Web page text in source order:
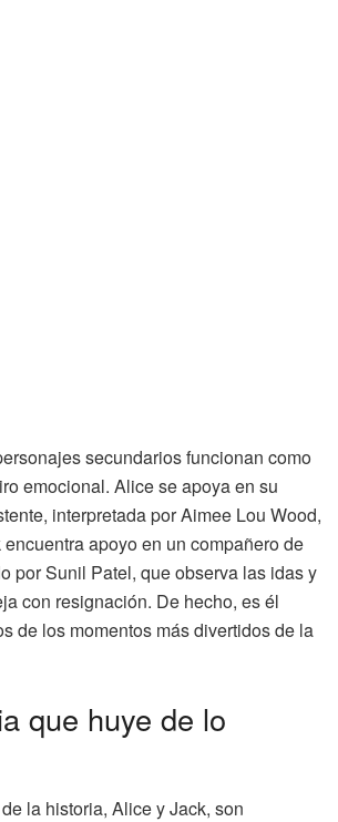
secundarios funcionan como
emocional. Alice se apoya en su
interpretada por Aimee Lou Wood,
apoyo en un compañero de
por Sunil Patel, que observa las idas y
con resignación. De hecho, es él
de los momentos más divertidos de la
que huye de lo
la historia, Alice y Jack, son